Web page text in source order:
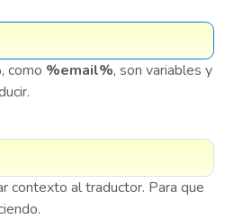
como %email%, son variables y
contexto al traductor. Para que